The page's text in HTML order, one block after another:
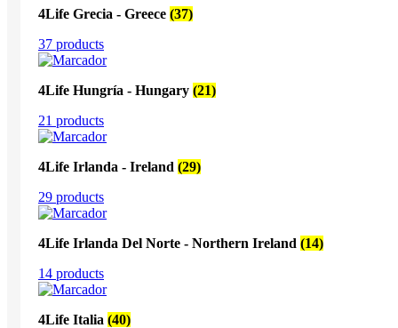
4Life Grecia - Greece (37)
37 products
4Life Hungría - Hungary (21)
21 products
4Life Irlanda - Ireland (29)
29 products
4Life Irlanda Del Norte - Northern Ireland (14)
14 products
4Life Italia (40)